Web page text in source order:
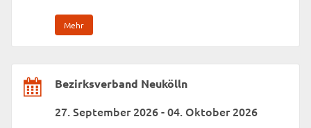
Mehr
Bezirksverband Neukölln
27. September 2026 - 04. Oktober 2026